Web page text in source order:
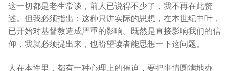
这一切都是老生常谈，前人已说得不少了，我不再在此赘
述。但我必须指出：这种只讲实际的思想，在本世纪中叶，
已开始对基督教造成严重的影响。既然是直接影响我们的信
仰，我就必须提出来，也盼望读者能思想一下这问题。
人在本性里，都有一种心理上的催迫，要把事情圆满地办